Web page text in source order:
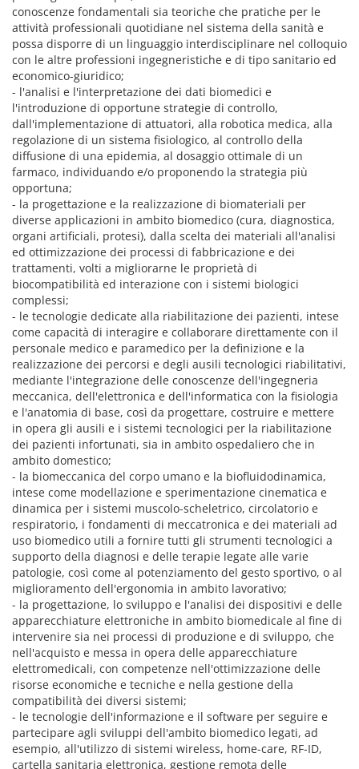
conoscenze fondamentali sia teoriche che pratiche per le
attività professionali quotidiane nel sistema della sanità e
possa disporre di un linguaggio interdisciplinare nel colloquio
con le altre professioni ingegneristiche e di tipo sanitario ed
economico-giuridico;
- l'analisi e l'interpretazione dei dati biomedici e
l'introduzione di opportune strategie di controllo,
dall'implementazione di attuatori, alla robotica medica, alla
regolazione di un sistema fisiologico, al controllo della
diffusione di una epidemia, al dosaggio ottimale di un
farmaco, individuando e/o proponendo la strategia più
opportuna;
- la progettazione e la realizzazione di biomateriali per
diverse applicazioni in ambito biomedico (cura, diagnostica,
organi artificiali, protesi), dalla scelta dei materiali all'analisi
ed ottimizzazione dei processi di fabbricazione e dei
trattamenti, volti a migliorarne le proprietà di
biocompatibilità ed interazione con i sistemi biologici
complessi;
- le tecnologie dedicate alla riabilitazione dei pazienti, intese
come capacità di interagire e collaborare direttamente con il
personale medico e paramedico per la definizione e la
realizzazione dei percorsi e degli ausili tecnologici riabilitativi,
mediante l'integrazione delle conoscenze dell'ingegneria
meccanica, dell'elettronica e dell'informatica con la fisiologia
e l'anatomia di base, così da progettare, costruire e mettere
in opera gli ausili e i sistemi tecnologici per la riabilitazione
dei pazienti infortunati, sia in ambito ospedaliero che in
ambito domestico;
- la biomeccanica del corpo umano e la biofluidodinamica,
intese come modellazione e sperimentazione cinematica e
dinamica per i sistemi muscolo-scheletrico, circolatorio e
respiratorio, i fondamenti di meccatronica e dei materiali ad
uso biomedico utili a fornire tutti gli strumenti tecnologici a
supporto della diagnosi e delle terapie legate alle varie
patologie, così come al potenziamento del gesto sportivo, o al
miglioramento dell'ergonomia in ambito lavorativo;
- la progettazione, lo sviluppo e l'analisi dei dispositivi e delle
apparecchiature elettroniche in ambito biomedicale al fine di
intervenire sia nei processi di produzione e di sviluppo, che
nell'acquisto e messa in opera delle apparecchiature
elettromedicali, con competenze nell'ottimizzazione delle
risorse economiche e tecniche e nella gestione della
compatibilità dei diversi sistemi;
- le tecnologie dell'informazione e il software per seguire e
partecipare agli sviluppi dell'ambito biomedico legati, ad
esempio, all'utilizzo di sistemi wireless, home-care, RF-ID,
cartella sanitaria elettronica, gestione remota delle